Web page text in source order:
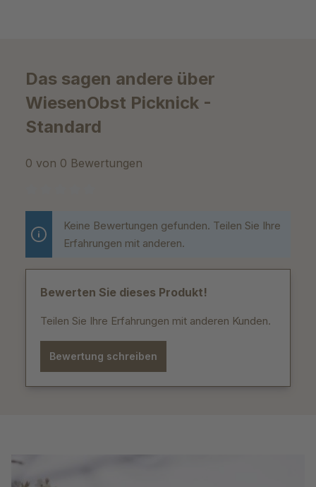
Das sagen andere über
WiesenObst Picknick -
Standard
0 von 0 Bewertungen
Durchschnittliche Bewertung von 0 von 5 Sternen
Keine Bewertungen gefunden. Teilen Sie Ihre
Erfahrungen mit anderen.
Bewerten Sie dieses Produkt!
Teilen Sie Ihre Erfahrungen mit anderen Kunden.
Bewertung schreiben